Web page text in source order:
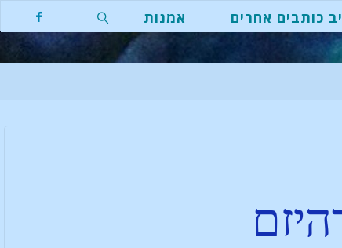
כותבים אחרים אמנות